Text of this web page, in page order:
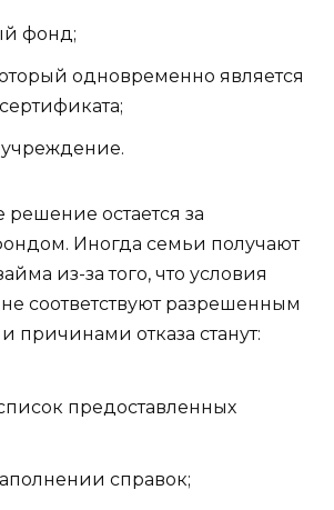
фонд;
одновременно является
остается за
Иногда семьи получают
из-за того, что условия
соответствуют разрешенным
причинами отказа станут:
предоставленных
справок;